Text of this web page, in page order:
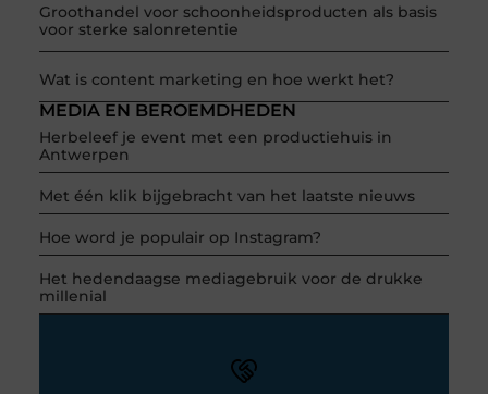
Groothandel voor schoonheidsproducten als basis
voor sterke salonretentie
Wat is content marketing en hoe werkt het?
MEDIA EN BEROEMDHEDEN
Herbeleef je event met een productiehuis in
Antwerpen
Met één klik bijgebracht van het laatste nieuws
Hoe word je populair op Instagram?
Het hedendaagse mediagebruik voor de drukke
millenial